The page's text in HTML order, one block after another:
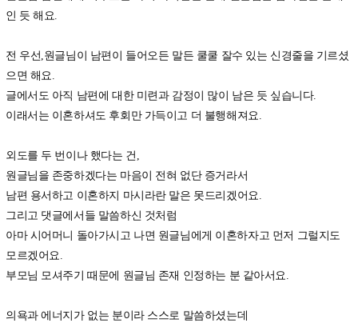
인 듯 해요.
전 우선,원글님이 남편이 들어오든 말든 쿨쿨 잘수 있는 신경줄을 기르셨
으면 해요.
글에서도 아직 남편에 대한 미련과 감정이 많이 남은 듯 싶습니다.
이래서는 이혼하셔도 후회만 가득이고 더 불행해져요.
외도를 두 번이나 했다는 건,
원글님을 존중하겠다는 마음이 전혀 없단 증거라서
남편 용서하고 이혼하지 마시라란 말은 못드리겠어요.
그리고 댓글에서들 말씀하신 것처럼
아마 시어머니 돌아가시고 나면 원글님에게 이혼하자고 먼저 그럴지도
모르겠어요.
부모님 모셔주기 때문에 원글님 존재 인정하는 분 같아서요.
의욕과 에너지가 없는 분이라 스스로 말씀하셨는데